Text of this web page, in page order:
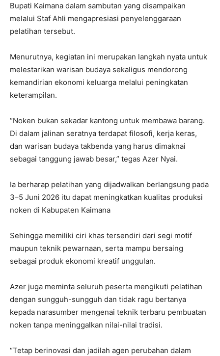
Bupati Kaimana dalam sambutan yang disampaikan
melalui Staf Ahli mengapresiasi penyelenggaraan
pelatihan tersebut.
Menurutnya, kegiatan ini merupakan langkah nyata untuk
melestarikan warisan budaya sekaligus mendorong
kemandirian ekonomi keluarga melalui peningkatan
keterampilan.
“Noken bukan sekadar kantong untuk membawa barang.
Di dalam jalinan seratnya terdapat filosofi, kerja keras,
dan warisan budaya takbenda yang harus dimaknai
sebagai tanggung jawab besar,” tegas Azer Nyai.
Ia berharap pelatihan yang dijadwalkan berlangsung pada
3–5 Juni 2026 itu dapat meningkatkan kualitas produksi
noken di Kabupaten Kaimana
Sehingga memiliki ciri khas tersendiri dari segi motif
maupun teknik pewarnaan, serta mampu bersaing
sebagai produk ekonomi kreatif unggulan.
Azer juga meminta seluruh peserta mengikuti pelatihan
dengan sungguh-sungguh dan tidak ragu bertanya
kepada narasumber mengenai teknik terbaru pembuatan
noken tanpa meninggalkan nilai-nilai tradisi.
“Tetap berinovasi dan jadilah agen perubahan dalam